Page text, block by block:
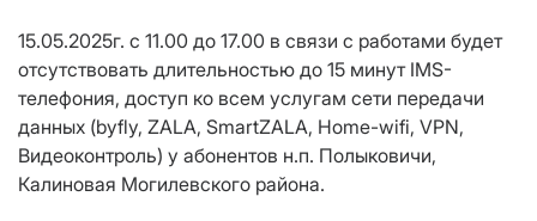
15.05.2025г. с 11.00 до 17.00 в связи с работами будет
отсутствовать длительностью до 15 минут IMS-
телефония, доступ ко всем услугам сети передачи
данных (byfly, ZALA, SmartZALA, Home-wifi, VPN,
Видеоконтроль) у абонентов н.п. Полыковичи,
Калиновая Могилевского района.